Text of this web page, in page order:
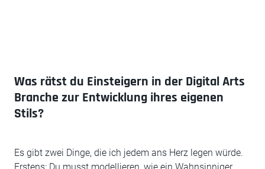
Was rätst du Einsteigern in der Digital Arts
Branche zur Entwicklung ihres eigenen
Stils?
Es gibt zwei Dinge, die ich jedem ans Herz legen würde.